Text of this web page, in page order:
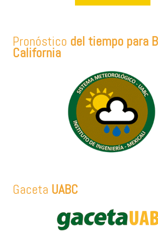
Pronóstico del tiempo para
California
Gaceta UABC